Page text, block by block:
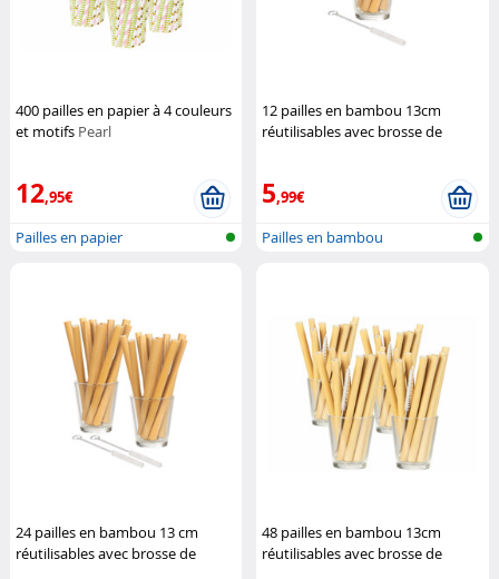
400 pailles en papier à 4 couleurs
et motifs Pearl
12,95€
Pailles en papier
12 pailles en bambou 13cm
réutilisables avec brosse de
5,99€
Pailles en bambou
24 pailles en bambou 13 cm
réutilisables avec brosse de
48 pailles en bambou 13cm
réutilisables avec brosse de